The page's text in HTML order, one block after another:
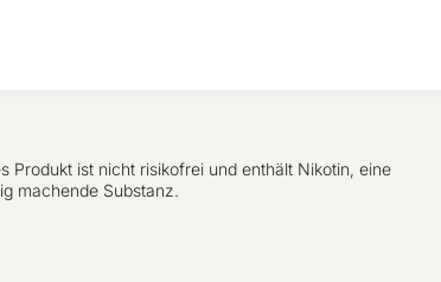
Produkt ist nicht risikofrei und enthält Nikotin, eine
machende Substanz.